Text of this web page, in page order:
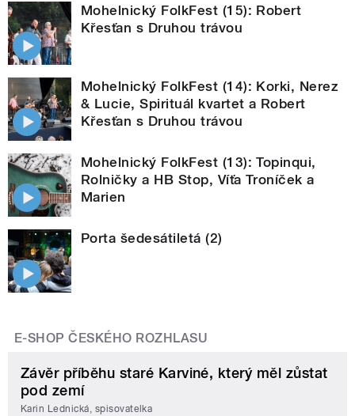
Mohelnický FolkFest (15): Robert
Křesťan s Druhou trávou
Mohelnický FolkFest (14): Korki, Nerez
& Lucie, Spirituál kvartet a Robert
Křesťan s Druhou trávou
Mohelnický FolkFest (13): Topinqui,
Rolničky a HB Stop, Víťa Troníček a
Marien
Porta šedesátiletá (2)
E-SHOP ČESKÉHO ROZHLASU
Závěr příběhu staré Karviné, který měl zůstat
pod zemí
Karin Lednická, spisovatelka